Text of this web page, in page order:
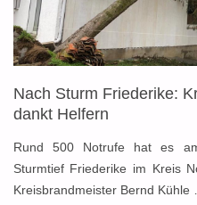
EIN
NEUES
ZUHAUSE"
Nach Sturm Friederike:
dankt Helfern
Rund 500 Notrufe hat es
Sturmtief Friederike im Kreis
Kreisbrandmeister Bernd Kühle